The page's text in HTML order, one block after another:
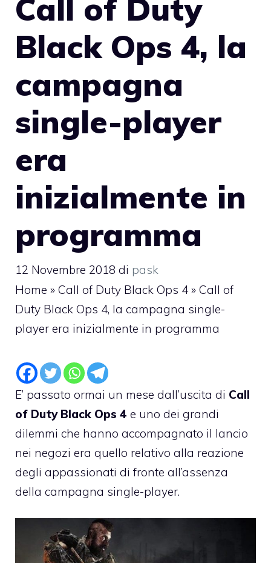
Call of Duty
Black Ops 4, la
campagna
single-player
era
inizialmente in
programma
12 Novembre 2018 di pask
Home » Call of Duty Black Ops 4 » Call of
Duty Black Ops 4, la campagna single-
player era inizialmente in programma
E’ passato ormai un mese dall’uscita di Call
of Duty Black Ops 4 e uno dei grandi
dilemmi che hanno accompagnato il lancio
nei negozi era quello relativo alla reazione
degli appassionati di fronte all’assenza
della campagna single-player.